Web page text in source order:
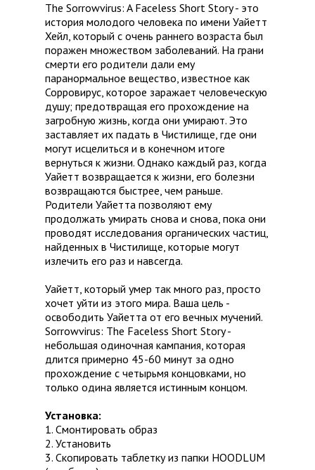
The Sorrowvirus: A Faceless Short Story - это
история молодого человека по имени Уайетт
Хейл, который с очень раннего возраста был
поражен множеством заболеваний. На грани
смерти его родители дали ему
паранормальное вещество, известное как
Сорровирус, которое заражает человеческую
душу; предотвращая его прохождение на
загробную жизнь, когда они умирают. Это
заставляет их падать в Чистилище, где они
могут исцелиться и в конечном итоге
вернуться к жизни. Однако каждый раз, когда
Уайетт возвращается к жизни, его болезни
возвращаются быстрее, чем раньше.
Родители Уайетта позволяют ему
продолжать умирать снова и снова, пока они
проводят исследования органических частиц,
найденных в Чистилище, которые могут
излечить его раз и навсегда.
Уайетт, который умер так много раз, просто
хочет уйти из этого мира. Ваша цель -
освободить Уайетта от его вечных мучений.
Sorrowvirus: The Faceless Short Story -
небольшая одиночная кампания, которая
длится примерно 45-60 минут за одно
прохождение с четырьмя концовками, но
только одина является истинным концом.
Установка:
1. Смонтировать образ
2. Установить
3. Скопировать таблетку из папки HOODLUM